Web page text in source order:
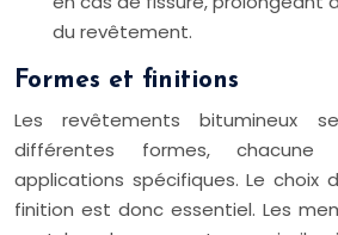
du revêtement.
Formes et finitions
Les revêtements bitumineux
différentes formes,
applications spécifiques. Le
finition est donc essentiel. Les